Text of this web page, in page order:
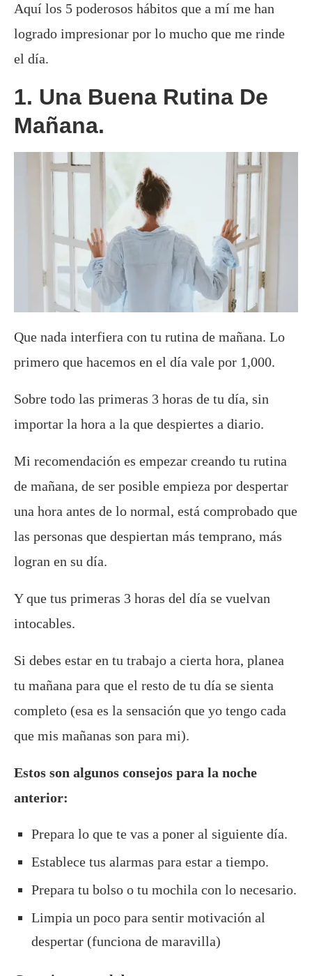
Aquí los 5 poderosos hábitos que a mí me han
logrado impresionar por lo mucho que me rinde
el día.
1. Una Buena Rutina De
Mañana.
Que nada interfiera con tu rutina de mañana. Lo
primero que hacemos en el día vale por 1,000.
Sobre todo las primeras 3 horas de tu día, sin
importar la hora a la que despiertes a diario.
Mi recomendación es empezar creando tu rutina
de mañana, de ser posible empieza por despertar
una hora antes de lo normal, está comprobado que
las personas que despiertan más temprano, más
logran en su día.
Y que tus primeras 3 horas del día se vuelvan
intocables.
Si debes estar en tu trabajo a cierta hora, planea
tu mañana para que el resto de tu día se sienta
completo (esa es la sensación que yo tengo cada
que mis mañanas son para mi).
Estos son algunos consejos para la noche
anterior:
Prepara lo que te vas a poner al siguiente día.
Establece tus alarmas para estar a tiempo.
Prepara tu bolso o tu mochila con lo necesario.
Limpia un poco para sentir motivación al
despertar (funciona de maravilla)